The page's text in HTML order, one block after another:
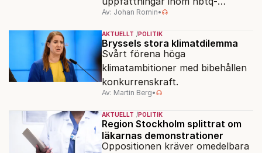
rörelsen. "Vi har inga problem
med transpersoner", säger
ordföranden Linn Saarinen.
Av: Johan Romin•
AKTUELLT POLITIK
Bryssels stora klimatdilemma
Svårt förena höga
klimatambitioner med bibehållen
konkurrenskraft.
Av: Martin Berg•
AKTUELLT POLITIK
Region Stockholm splittrat om
läkarnas demonstrationer
Oppositionen kräver omedelbara